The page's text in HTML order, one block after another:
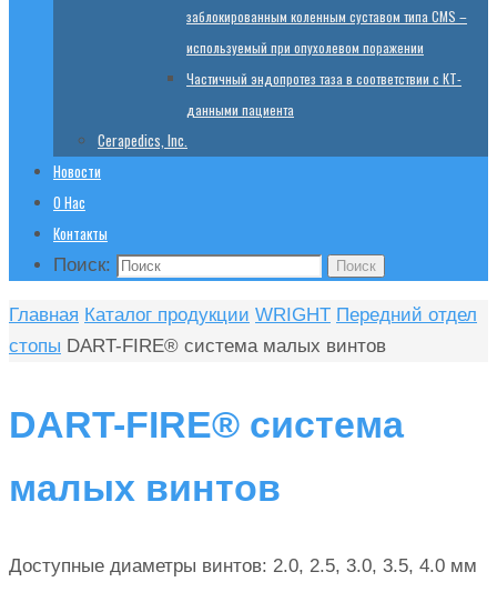
заблокированным коленным суставом типа CMS –
используемый при опухолевом поражении
Частичный эндопротез таза в соответствии с КТ-
данными пациента
Cerapedics, Inc.
Новости
О Нас
Контакты
Поиск: Поиск
Главная Каталог продукции WRIGHT Передний отдел
стопы DART-FIRE® система малых винтов
DART-FIRE® система
малых винтов
Доступные диаметры винтов: 2.0, 2.5, 3.0, 3.5, 4.0 мм